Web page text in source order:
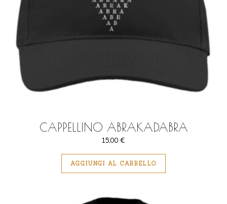
CAPPELLINO ABRAKADABRA
15,00 €
AGGIUNGI AL CARRELLO